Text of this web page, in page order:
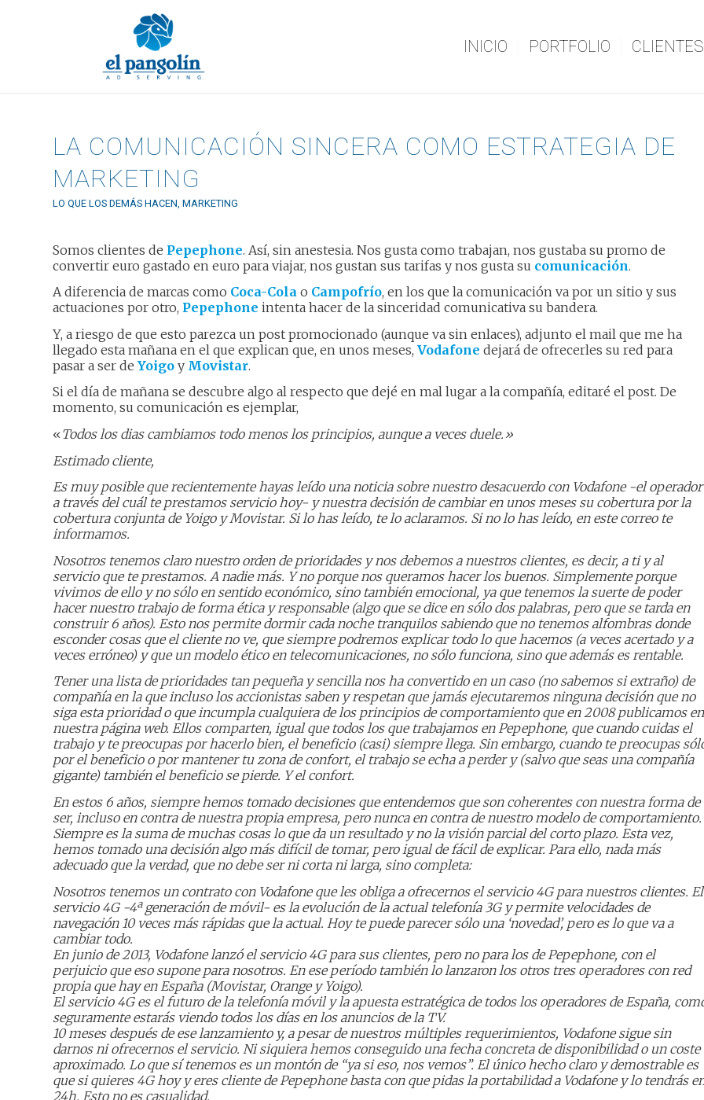
INICIO PORTFOLIO CLIENTES
LA COMUNICACIÓN SINCERA COMO ESTRATEGIA DE
MARKETING
LO QUE LOS DEMÁS HACEN, MARKETING
Somos clientes de Pepephone. Así, sin anestesia. Nos gusta como trabajan, nos gustaba su promo de
convertir euro gastado en euro para viajar, nos gustan sus tarifas y nos gusta su comunicación.
A diferencia de marcas como Coca-Cola o Campofrío, en los que la comunicación va por un sitio y sus
actuaciones por otro, Pepephone intenta hacer de la sinceridad comunicativa su bandera.
Y, a riesgo de que esto parezca un post promocionado (aunque va sin enlaces), adjunto el mail que me ha
llegado esta mañana en el que explican que, en unos meses, Vodafone dejará de ofrecerles su red para
pasar a ser de Yoigo y Movistar.
Si el día de mañana se descubre algo al respecto que dejé en mal lugar a la compañía, editaré el post. De
momento, su comunicación es ejemplar,
«Todos los dias cambiamos todo menos los principios, aunque a veces duele.»
Estimado cliente,
Es muy posible que recientemente hayas leído una noticia sobre nuestro desacuerdo con Vodafone -el operador
a través del cuál te prestamos servicio hoy- y nuestra decisión de cambiar en unos meses su cobertura por la
cobertura conjunta de Yoigo y Movistar. Si lo has leído, te lo aclaramos. Si no lo has leído, en este correo te
informamos.
Nosotros tenemos claro nuestro orden de prioridades y nos debemos a nuestros clientes, es decir, a ti y al
servicio que te prestamos. A nadie más. Y no porque nos queramos hacer los buenos. Simplemente porque
vivimos de ello y no sólo en sentido económico, sino también emocional, ya que tenemos la suerte de poder
hacer nuestro trabajo de forma ética y responsable (algo que se dice en sólo dos palabras, pero que se tarda en
construir 6 años). Esto nos permite dormir cada noche tranquilos sabiendo que no tenemos alfombras donde
esconder cosas que el cliente no ve, que siempre podremos explicar todo lo que hacemos (a veces acertado y a
veces erróneo) y que un modelo ético en telecomunicaciones, no sólo funciona, sino que además es rentable.
Tener una lista de prioridades tan pequeña y sencilla nos ha convertido en un caso (no sabemos si extraño) de
compañía en la que incluso los accionistas saben y respetan que jamás ejecutaremos ninguna decisión que no
siga esta prioridad o que incumpla cualquiera de los principios de comportamiento que en 2008 publicamos en
nuestra página web. Ellos comparten, igual que todos los que trabajamos en Pepephone, que cuando cuidas el
trabajo y te preocupas por hacerlo bien, el beneficio (casi) siempre llega. Sin embargo, cuando te preocupas
por el beneficio o por mantener tu zona de confort, el trabajo se echa a perder y (salvo que seas una compañía
gigante) también el beneficio se pierde. Y el confort.
En estos 6 años, siempre hemos tomado decisiones que entendemos que son coherentes con nuestra forma de
ser, incluso en contra de nuestra propia empresa, pero nunca en contra de nuestro modelo de comportamiento.
Siempre es la suma de muchas cosas lo que da un resultado y no la visión parcial del corto plazo. Esta vez,
hemos tomado una decisión algo más difícil de tomar, pero igual de fácil de explicar. Para ello, nada más
adecuado que la verdad, que no debe ser ni corta ni larga, sino completa:
Nosotros tenemos un contrato con Vodafone que les obliga a ofrecernos el servicio 4G para nuestros clientes. El
servicio 4G -4ª generación de móvil- es la evolución de la actual telefonía 3G y permite velocidades de
navegación 10 veces más rápidas que la actual. Hoy te puede parecer sólo una ‘novedad’, pero es lo que va a
cambiar todo.
En junio de 2013, Vodafone lanzó el servicio 4G para sus clientes, pero no para los de Pepephone, con el
perjuicio que eso supone para nosotros. En ese período también lo lanzaron los otros tres operadores con red
propia que hay en España (Movistar, Orange y Yoigo).
El servicio 4G es el futuro de la telefonía móvil y la apuesta estratégica de todos los operadores de España,
seguramente estarás viendo todos los días en los anuncios de la TV.
10 meses después de ese lanzamiento y, a pesar de nuestros múltiples requerimientos, Vodafone sigue sin
darnos ni ofrecernos el servicio. Ni siquiera hemos conseguido una fecha concreta de disponibilidad o un coste
aproximado. Lo que sí tenemos es un montón de “ya si eso, nos vemos”. El único hecho claro y demostrable es
que si quieres 4G hoy y eres cliente de Pepephone basta con que pidas la portabilidad a Vodafone y lo tendrás
24h. Esto no es casualidad.